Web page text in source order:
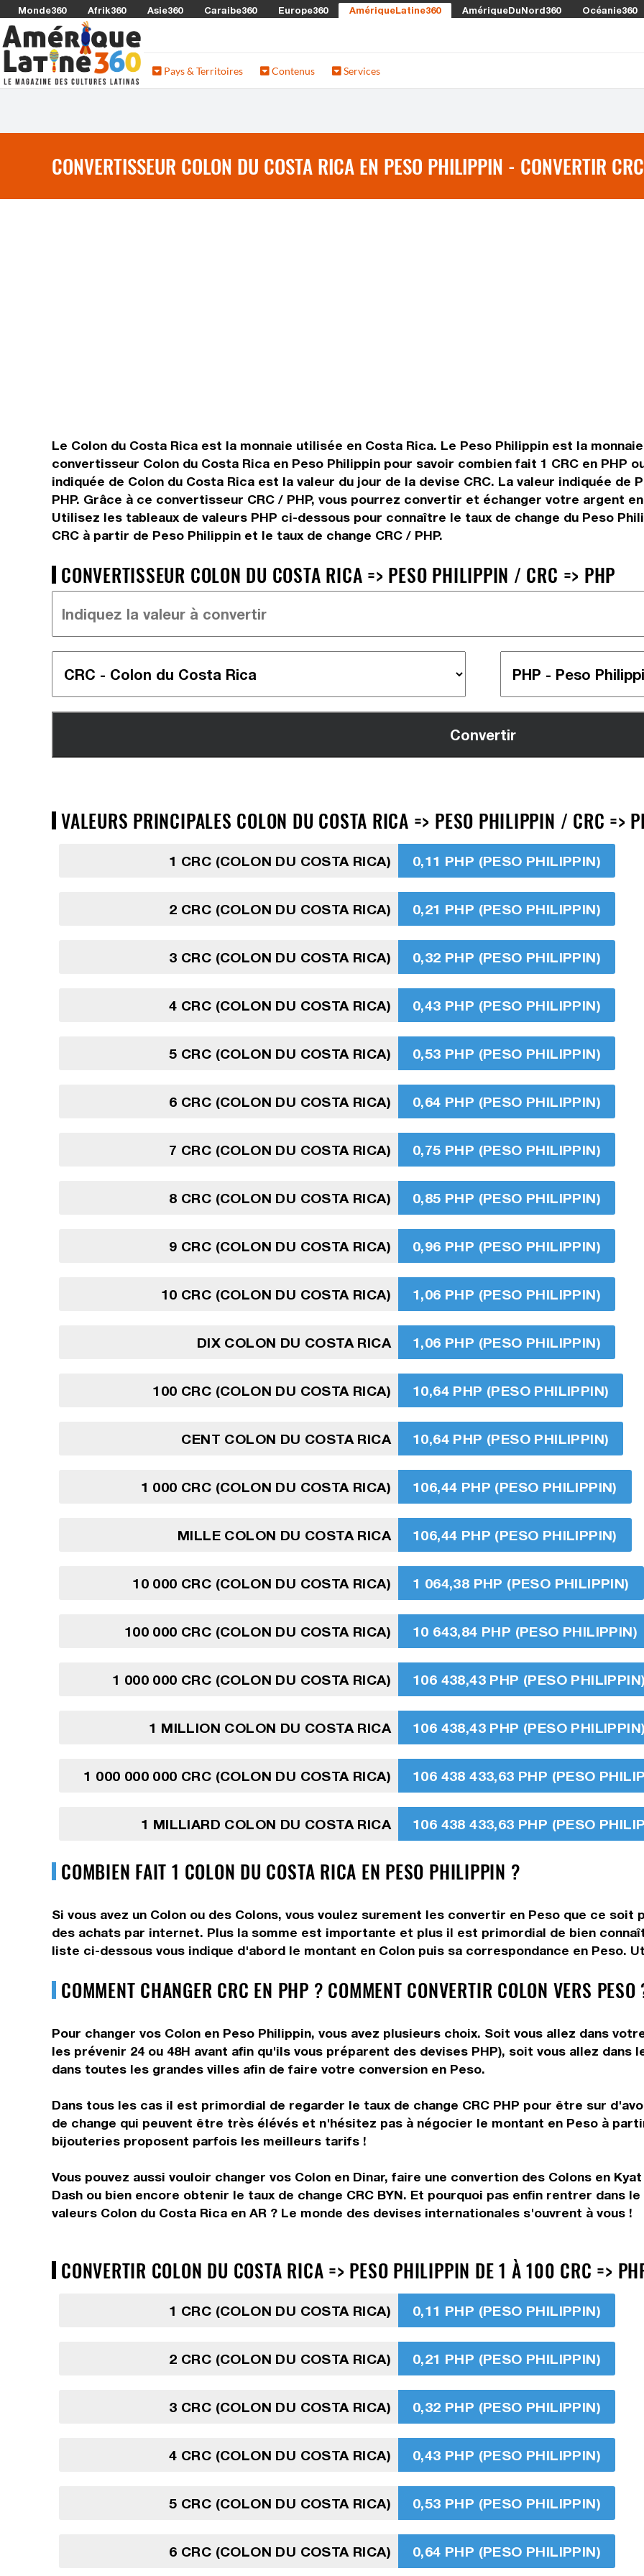
Monde360 Afrik360 Asie360 Caraibe360 Europe360 AmériqueLatine360 AmériqueDuNord360 Océanie360
Pays & Territoires Contenus Services
CONVERTISSEUR COLON DU COSTA RICA EN PESO PHILIPPIN - CONVERTIR
Le Colon du Costa Rica est la monnaie utilisée en Costa Rica. Le Peso Philippin est la
convertisseur Colon du Costa Rica en Peso Philippin pour savoir combien fait 1 CRC en PHP
indiquée de Colon du Costa Rica est la valeur du jour de la devise CRC. La valeur indiquée
PHP. Grâce à ce convertisseur CRC / PHP, vous pourrez convertir et échanger votre argent
Utilisez les tableaux de valeurs PHP ci-dessous pour connaître le taux de change du Peso
CRC à partir de Peso Philippin et le taux de change CRC / PHP.
CONVERTISSEUR COLON DU COSTA RICA => PESO PHILIPPIN / CRC => PHP
VALEURS PRINCIPALES COLON DU COSTA RICA => PESO PHILIPPIN / CRC =>
1 CRC (COLON DU COSTA RICA) 0,11 PHP (PESO PHILIPPIN)
2 CRC (COLON DU COSTA RICA) 0,21 PHP (PESO PHILIPPIN)
3 CRC (COLON DU COSTA RICA) 0,32 PHP (PESO PHILIPPIN)
4 CRC (COLON DU COSTA RICA) 0,43 PHP (PESO PHILIPPIN)
5 CRC (COLON DU COSTA RICA) 0,53 PHP (PESO PHILIPPIN)
6 CRC (COLON DU COSTA RICA) 0,64 PHP (PESO PHILIPPIN)
7 CRC (COLON DU COSTA RICA) 0,75 PHP (PESO PHILIPPIN)
8 CRC (COLON DU COSTA RICA) 0,85 PHP (PESO PHILIPPIN)
9 CRC (COLON DU COSTA RICA) 0,96 PHP (PESO PHILIPPIN)
10 CRC (COLON DU COSTA RICA) 1,06 PHP (PESO PHILIPPIN)
DIX COLON DU COSTA RICA 1,06 PHP (PESO PHILIPPIN)
100 CRC (COLON DU COSTA RICA) 10,64 PHP (PESO PHILIPPIN)
CENT COLON DU COSTA RICA 10,64 PHP (PESO PHILIPPIN)
1 000 CRC (COLON DU COSTA RICA) 106,44 PHP (PESO PHILIPPIN)
MILLE COLON DU COSTA RICA 106,44 PHP (PESO PHILIPPIN)
10 000 CRC (COLON DU COSTA RICA) 1 064,38 PHP (PESO PHILIPPIN)
100 000 CRC (COLON DU COSTA RICA) 10 643,84 PHP (PESO PHILIPPIN)
1 000 000 CRC (COLON DU COSTA RICA) 106 438,43 PHP (PESO
1 MILLION COLON DU COSTA RICA 106 438,43 PHP (PESO
1 000 000 000 CRC (COLON DU COSTA RICA) 106 438 433,63 PHP (PESO
1 MILLIARD COLON DU COSTA RICA 106 438 433,63 PHP (PESO
COMBIEN FAIT 1 COLON DU COSTA RICA EN PESO PHILIPPIN ?
Si vous avez un Colon ou des Colons, vous voulez surement les convertir en Peso que ce
des achats par internet. Plus la somme est importante et plus il est primordial de bien
liste ci-dessous vous indique d'abord le montant en Colon puis sa correspondance en Peso.
COMMENT CHANGER CRC EN PHP ? COMMENT CONVERTIR COLON VERS PESO
Pour changer vos Colon en Peso Philippin, vous avez plusieurs choix. Soit vous allez dans
les prévenir 24 ou 48H avant afin qu'ils vous préparent des devises PHP), soit vous allez dans
dans toutes les grandes villes afin de faire votre conversion en Peso.
Dans tous les cas il est primordial de regarder le taux de change CRC PHP pour être sur
de change qui peuvent être très élévés et n'hésitez pas à négocier le montant en Peso à
bijouteries proposent parfois les meilleurs tarifs !
Vous pouvez aussi vouloir changer vos Colon en Dinar, faire une convertion des Colons en
Dash ou bien encore obtenir le taux de change CRC BYN. Et pourquoi pas enfin rentrer dans
valeurs Colon du Costa Rica en AR ? Le monde des devises internationales s'ouvrent à vous !
CONVERTIR COLON DU COSTA RICA => PESO PHILIPPIN DE 1 À 100 CRC =>
1 CRC (COLON DU COSTA RICA) 0,11 PHP (PESO PHILIPPIN)
2 CRC (COLON DU COSTA RICA) 0,21 PHP (PESO PHILIPPIN)
3 CRC (COLON DU COSTA RICA) 0,32 PHP (PESO PHILIPPIN)
4 CRC (COLON DU COSTA RICA) 0,43 PHP (PESO PHILIPPIN)
5 CRC (COLON DU COSTA RICA) 0,53 PHP (PESO PHILIPPIN)
6 CRC (COLON DU COSTA RICA) 0,64 PHP (PESO PHILIPPIN)